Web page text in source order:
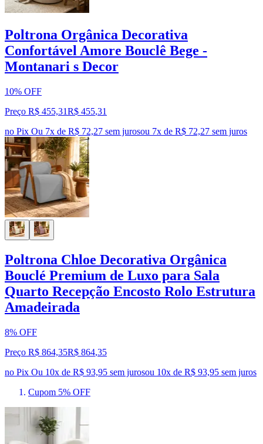
Poltrona Orgânica Decorativa
Confortável Amore Bouclê Bege -
Montanari s Decor
10% OFF
Preço R$ 455,31R$ 455,31
no Pix Ou 7x de R$ 72,27 sem jurosou 7x de R$ 72,27 sem juros
Poltrona Chloe Decorativa Orgânica
Bouclé Premium de Luxo para Sala
Quarto Recepção Encosto Rolo Estrutura
Amadeirada
8% OFF
Preço R$ 864,35R$ 864,35
no Pix Ou 10x de R$ 93,95 sem jurosou 10x de R$ 93,95 sem juros
Cupom 5% OFF